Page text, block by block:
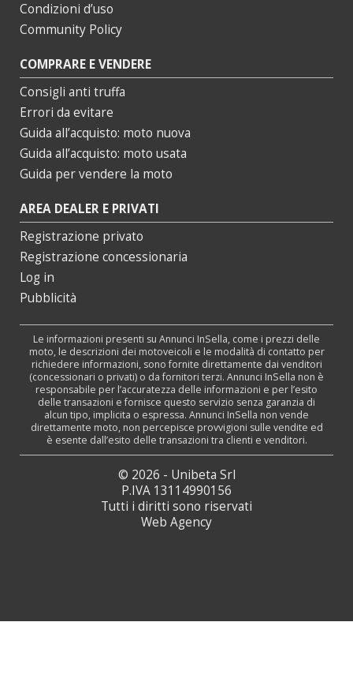
Condizioni d’uso
Community Policy
COMPRARE E VENDERE
Consigli anti truffa
Errori da evitare
Guida all’acquisto: moto nuova
Guida all’acquisto: moto usata
Guida per vendere la moto
AREA DEALER E PRIVATI
Registrazione privato
Registrazione concessionaria
Log in
Pubblicità
Le informazioni presenti su Annunci InSella, come i prezzi delle
moto, le descrizioni dei motoveicoli e le modalità di contatto per
richiedere informazioni, sono fornite direttamente dai venditori
(concessionari o privati) o da fornitori terzi. Annunci InSella non è
responsabile per l’accuratezza delle informazioni e per l’esito
delle transazioni e fornisce questo servizio senza garanzia di
alcun tipo, implicita o espressa. Annunci InSella non vende
direttamente moto, non percepisce provvigioni sulle vendite ed
è esente dall’esito delle transazioni tra clienti e venditori.
© 2026 - Unibeta Srl
P.IVA 13114990156
Tutti i diritti sono riservati
Web Agency